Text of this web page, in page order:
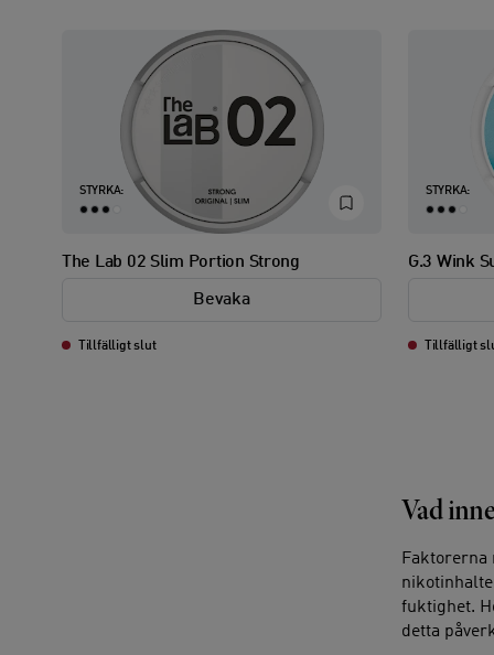
STYRKA:
The Lab 02 Slim Portion Strong
Bevaka
Tillfälligt slut
STYRKA:
G.3 Wink
Tillfälligt
Vad
Faktorerna
fuktighet.
detta